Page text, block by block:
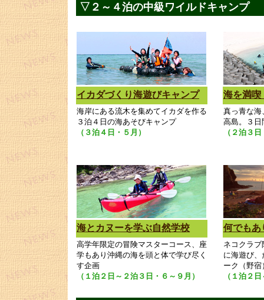
▽２～４泊の中級ワイルドキャンプ
イカダづくり海遊びキャンプ
海岸にある流木を集めてイカダを作る
３泊４日の海あそびキャンプ
（３泊４日・５月）
海を満喫
真っ青な海
高島。３日
（２泊３
海とカヌーを学ぶ自然学校
高学年限定の冒険マスターコース、座
学もあり沖縄の海を頭と体で学び尽く
す企画
（１泊２日～２泊３日・６～９月）
何でもあ
ネコクラ
に海遊び
ーク（野
（１泊２